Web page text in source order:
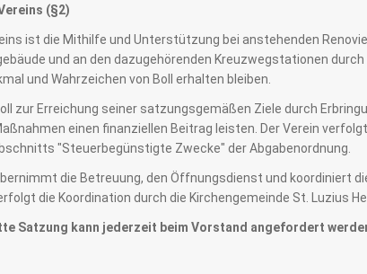
(§2)
ist die Mithilfe und Unterstützung bei anstehenden
und an den dazugehörenden Kreuzwegstationen
und Wahrzeichen von Boll erhalten bleiben.
zur Erreichung seiner satzungsgemäßen Ziele durch
einen finanziellen Beitrag leisten. Der Verein
"Steuerbegünstigte Zwecke" der Abgabenordnung.
die Betreuung, den Öffnungsdienst und koordiniert
die Koordination durch die Kirchengemeinde St. Luzius
Satzung kann jederzeit beim Vorstand angefordert